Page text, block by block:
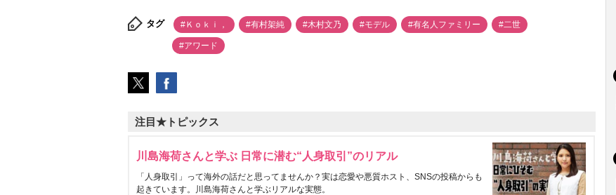
タグ #Ｋｏｋｉ， #有村架純 #木村文乃 #モデル #有名人ファミリー #二世
#アワード
注目★トピックス
川島海荷さんと学ぶ 日常に潜む“人身取引”のリアル
「人身取引」って海外の話だと思ってませんか？実は恋愛や悪質ホスト、SNSの投稿からも
起きています。川島海荷さんと学ぶリアルな実態。